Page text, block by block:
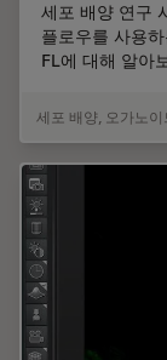
세포 배양 연구
플로우를 사용
FL에 대해 알아
세포 배양 오가노